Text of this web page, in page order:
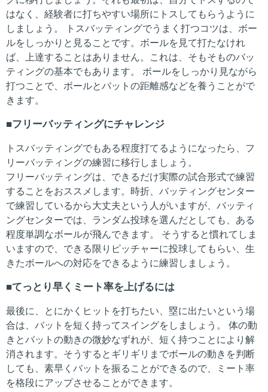
はなく、経験者に打ちやすい場所にトスしてもらうように
しましょう。 トスバッティングでうまく打つコツは、ボー
ルをしっかりと見ることです。ボールを見て打たなけれ
ば、上達することはありません。これは、そもそものバッ
ティングの基本でもあります。 ボールをしっかり見ながら
打つことで、ボールとバットの距離感などを養うことがで
きます。
フリーバッティングにチャレンジ
トスバッティングでもある程度打てるようになったら、フ
リーバッティングの練習に移行しましょう。
フリーバッティングは、できるだけ実際の試合形式で練習
することをおススメします。時折、バッティングセンター
で練習しているから大丈夫という人がいますが、バッティ
ングセンターでは、ランダム投球を選んだとしても、ある
程度単調なボールが飛んできます。 そうすると慣れてしま
いますので、できる限りピッチャーに投球してもらい、生
きたボールへの対応をできるように練習しましょう。
てっとり早くミート率を上げるには
最後に、とにかくヒットを打ちたい、塁に出たいという場
合は、バットを短く持ってスイングをしましょう。 体の動
きとバットの動きの微妙なずれが、短く持つことにより解
消されます。そうするとギリギリまでボールの動きを判断
しても、素早くバットを振ることができるので、ミート率
を格段にアップさせることができます。